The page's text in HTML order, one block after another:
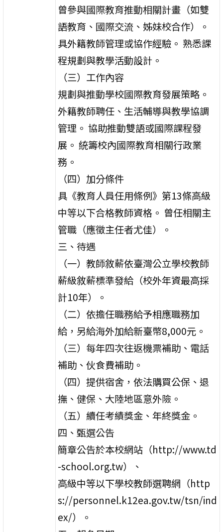
曾參與國際教育推動相關計畫（如雙
語教育、國際交流、姊妹校合作）。
具外籍教師管理或協作經驗。 熟悉課
程規劃與教學活動設計。
（三）工作內容
規劃與推動學校國際教育發展策略。
外籍教師聘任、生活輔導與教學協調
管理。 協助推動雙語或國際課程發
展。 統籌校內國際教育相關行政業
務。
（四）加分條件
具《教育人員任用條例》第13條高級
中等以下合格教師資格。 曾任相關主
管職（應徵主任者尤佳）。
三、待遇
（一）教師敘薪依臺灣公立學校教師
薪級敘薪標準發給（校外年資最高採
計10年）。
（二）依擔任職務給予相應職務加
給，另給海外加給新臺幣8,000元。
（三）每年四次往返機票補助、電話
補助、伙食費補助。
（四）提供宿舍，依法購買公保、退
撫、健保、大陸地區意外險。
（五）續任考績獎金、年終獎金。
四、甄選公告
簡章公告於本校網站（http://www.td
-school.org.tw）、
高級中等以下學校教師選聘網（http
s://personnel.k12ea.gov.tw/tsn/ind
ex/）。